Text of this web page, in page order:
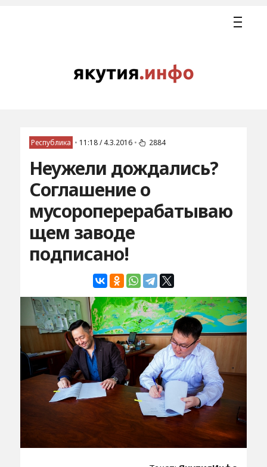
Республика • 11:18 / 4.3.2016 • 2884
Неужели дождались?
Соглашение о
мусороперерабатываю
щем заводе
подписано!